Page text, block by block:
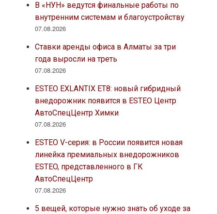
В «НУН» ведутся финальные работы по
внутренним системам и благоустройству
07.08.2026
Ставки аренды офиса в Алматы за три
года выросли на треть
07.08.2026
ESTEO EXLANTIX ET8: новый гибридный
внедорожник появится в ESTEO Центр
АвтоСпецЦентр Химки
07.08.2026
ESTEO V-серия: в России появится новая
линейка премиальных внедорожников
ESTEO, представленного в ГК
АвтоСпецЦентр
07.08.2026
5 вещей, которые нужно знать об уходе за